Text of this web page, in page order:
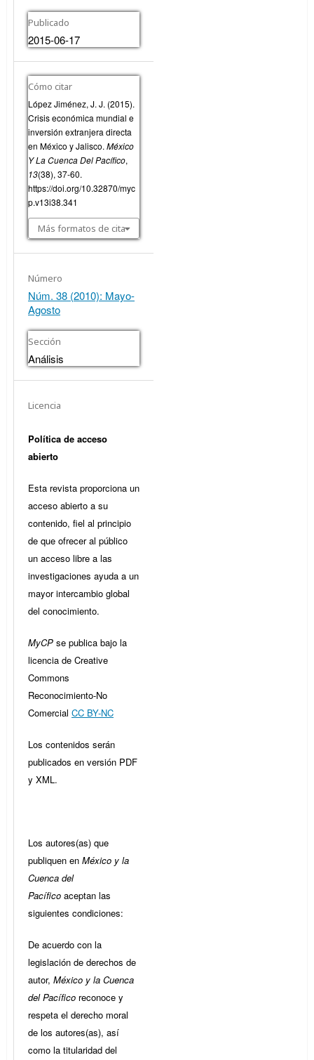
Publicado
2015-06-17
Cómo citar
López Jiménez, J. J. (2015).
Crisis económica mundial e
inversión extranjera directa
en México y Jalisco. México
Y La Cuenca Del Pacífico,
13(38), 37-60.
https://doi.org/10.32870/myc
p.v13i38.341
Más formatos de cita
Número
Núm. 38 (2010): Mayo-
Agosto
Sección
Análisis
Licencia
Política de acceso
abierto
Esta revista proporciona un
acceso abierto a su
contenido, fiel al principio
de que ofrecer al público
un acceso libre a las
investigaciones ayuda a un
mayor intercambio global
del conocimiento.
MyCP se publica bajo la
licencia de Creative
Commons
Reconocimiento-No
Comercial CC BY-NC
Los contenidos serán
publicados en versión PDF
y XML.
Los autores(as) que
publiquen en México y la
Cuenca del
Pacífico aceptan las
siguientes condiciones:
De acuerdo con la
legislación de derechos de
autor, México y la Cuenca
del Pacífico reconoce y
respeta el derecho moral
de los autores(as), así
como la titularidad del